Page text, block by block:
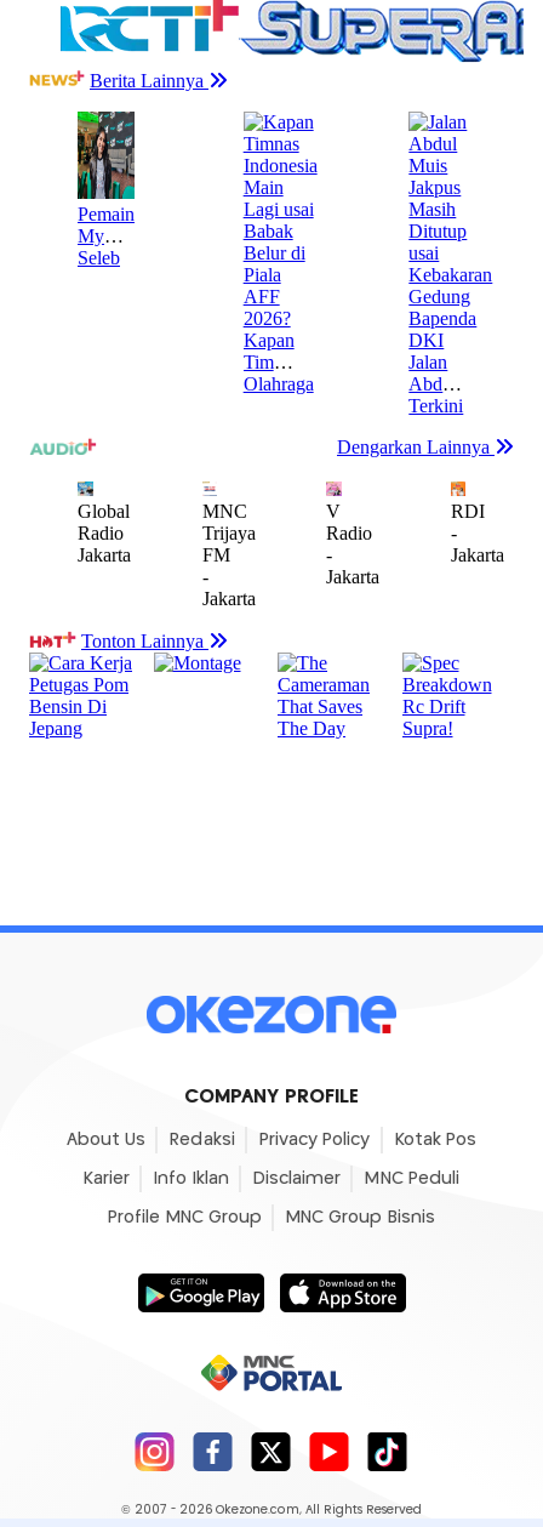
COMPANY PROFILE
About Us Redaksi Privacy Policy Kotak Pos
Karier Info Iklan Disclaimer MNC Peduli
Profile MNC Group MNC Group Bisnis
© 2007 - 2026 Okezone.com, All Rights Reserved